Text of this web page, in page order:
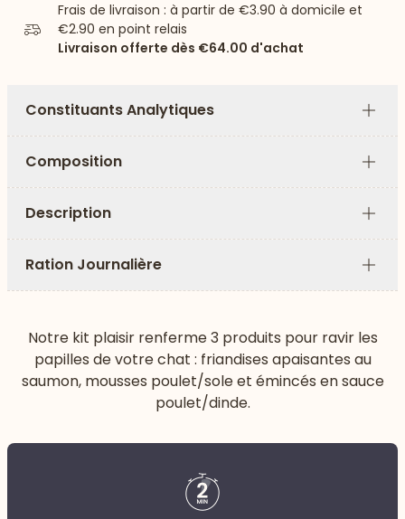
Frais de livraison : à partir de €3.90 à domicile et
€2.90 en point relais
Livraison offerte dès €64.00 d'achat
Constituants Analytiques
Plus
Composition
Plus
Description
Plus
Ration Journalière
Plus
Notre kit plaisir renferme 3 produits pour ravir les
papilles de votre chat : friandises apaisantes au
saumon, mousses poulet/sole et émincés en sauce
poulet/dinde.